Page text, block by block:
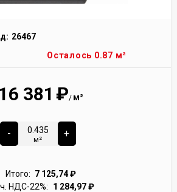
26467
Осталось 0.87 м²
16 381 ₽/ м²
-
м²
+
Итого: 7 125,74₽
НДС-22%:
1 284,97₽